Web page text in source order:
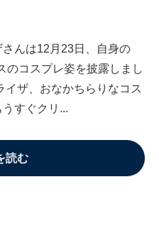
んは12月23日、自身の
のコスプレ姿を披露しまし
イザ、おなかちらりなコス
すぐクリ...
読む